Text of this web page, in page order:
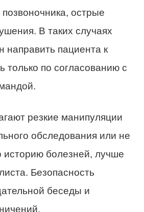
острые
В таких случаях
направить пациента к
только по согласованию с
резкие манипуляции
обследования или не
болезней, лучше
Безопасность
беседы и